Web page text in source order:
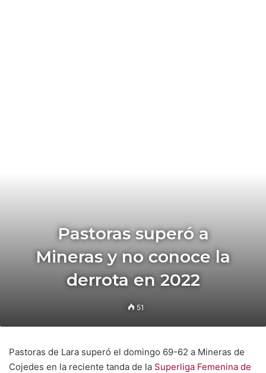
Pastoras superó a
Mineras y no conoce la
derrota en 2022
51
Pastoras de Lara superó el domingo 69-62 a Mineras de
Cojedes en la reciente tanda de la Superliga Femenina de